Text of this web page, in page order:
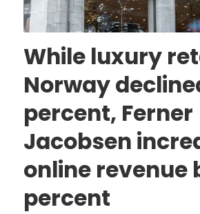
While luxury
Norway
percent, Ferner
Jacobsen
online revenue
percent